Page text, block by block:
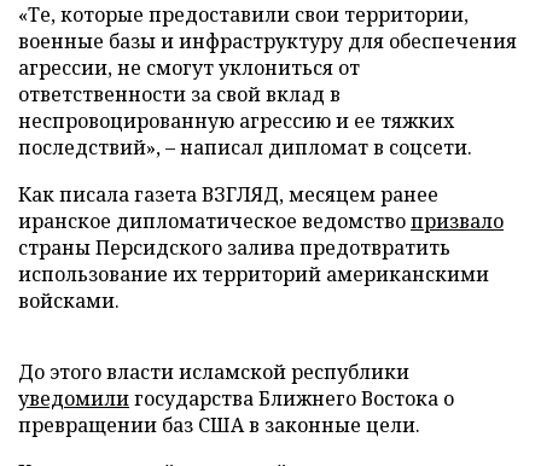
«Те, которые предоставили свои территории,
военные базы и инфраструктуру для обеспечения
агрессии, не смогут уклониться от
ответственности за свой вклад в
неспровоцированную агрессию и ее тяжких
последствий», – написал дипломат в соцсети.
Как писала газета ВЗГЛЯД, месяцем ранее
иранское дипломатическое ведомствопризвало
страны Персидского залива предотвратить
использование их территорий американскими
войсками.
До этого власти исламской республики
уведомилигосударства Ближнего Востока о
превращении баз США в законные цели.